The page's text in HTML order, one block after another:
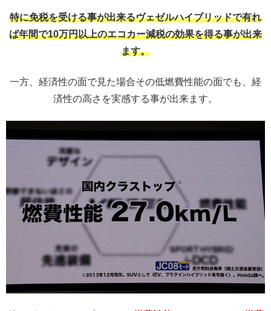
特に免税を受ける事が出来るヴェゼルハイブリッドで有れ
ば年間で10万円以上のエコカー減税の効果を得る事が出来
ます。
一方、経済性の面で見た場合その低燃費性能の面でも、経
済性の高さを実感する事が出来ます。